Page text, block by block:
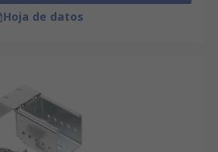
Hoja de datos